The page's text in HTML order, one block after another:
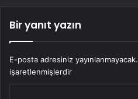
Bir yanıt yazın
E-posta adresiniz yayınlanmayacak.
işaretlenmişlerdir